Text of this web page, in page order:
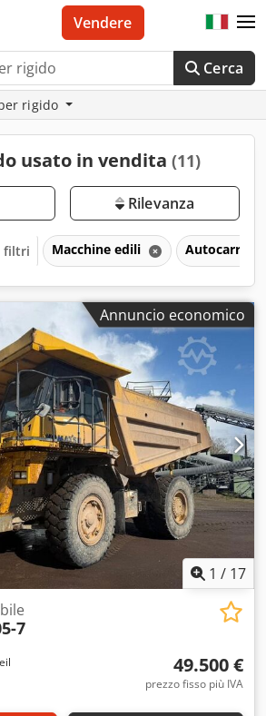
Cerca
Vendere
rigido
usato in vendita (11)
Rilevanza
filtri Macchine edili Autocarri a
Annuncio economico
1 / 17
7
49.500 €
prezzo fisso più IVA